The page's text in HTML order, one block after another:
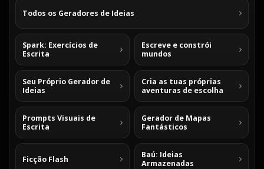
Todos os Geradores de Ideias
Spark: Exercícios de
Escrita
Escreve e constrói
mundos
Seu Próprio Gerador de
Ideias
Cria as tuas próprias
aventuras de escolha
Prompts Visuais de
Escrita
Gerador de Mapas
Fantásticos
Ficção Flash
Baú: Ideias
Armazenadas